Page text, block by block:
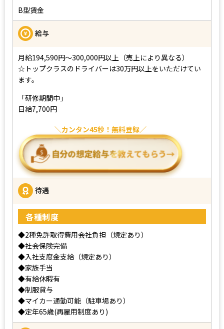
B型賃金
給与
月給194,590円～300,000円以上（売上により異なる）
☆トップクラスのドライバーは30万円以上をいただけてい
ます。
「研修期間中」
日給7,700円
カンタン45秒！無料登録
待遇
各種制度
◆2種免許取得費用会社負担（規定あり）
◆社会保険完備
◆入社支度金支給（規定あり）
◆家族手当
◆有給休暇有
◆制服貸与
◆マイカー通勤可能（駐車場あり）
◆定年65歳(再雇用制度あり)